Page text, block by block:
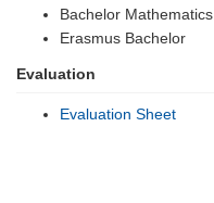
Bachelor Mathematics
Erasmus Bachelor
Evaluation
Evaluation Sheet